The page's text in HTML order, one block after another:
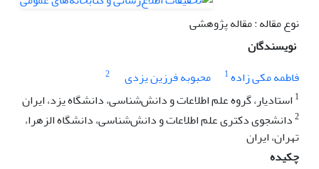
نوع مقاله : مقاله پژوهشی
نویسندگان
فاطمه مکی زاده1 محبوبه فرزین یزدی
2
1 استادیار، گروه علم اطلاعات و دانش‌شناسی، دانشگاه یزد، ایران
2دانشجوی دکتری علم اطلاعات و دانش‌شناسی، دانشگاه الزهرا،
تهران، ایران
چکیده